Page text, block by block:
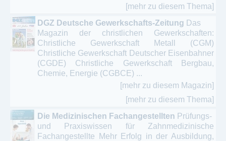
[mehr zu diesem Thema]
DGZ Deutsche Gewerkschafts-Zeitung Das
Magazin der christlichen Gewerkschaften:
Christliche Gewerkschaft Metall (CGM)
Christliche Gewerkschaft Deutscher Eisenbahner
(CGDE) Christliche Gewerkschaft Bergbau,
Chemie, Energie (CGBCE) ...
[mehr zu diesem Magazin]
[mehr zu diesem Thema]
Die Medizinischen Fachangestellten Prüfungs-
und Praxiswissen für Zahnmedizinische
Fachangestellte Mehr Erfolg in der Ausbildung,